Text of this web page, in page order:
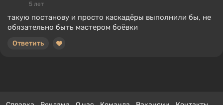
5 лет
такую постанову и просто каскадёры выполнили бы, не
обязательно быть мастером боёвки
Ответить